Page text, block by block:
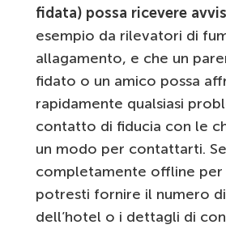
fidata) possa ricevere
esempio da rilevatori di
allagamento, e che un
fidato o un amico possa
rapidamente qualsiasi
contatto di fiducia con le
un modo per contattarti.
completamente offline
potresti fornire il numero
dell’hotel o i dettagli di